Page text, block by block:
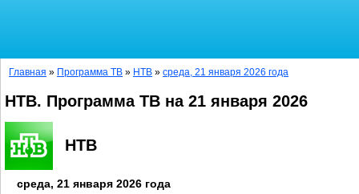
Главная » Программа ТВ » НТВ » среда, 21 января 2026 года
НТВ. Программа ТВ на 21 января 2026
НТВ
среда, 21 января 2026 года